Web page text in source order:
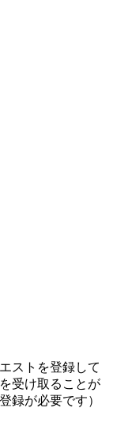
ストを登録して
受け取ることが
録が必要です）